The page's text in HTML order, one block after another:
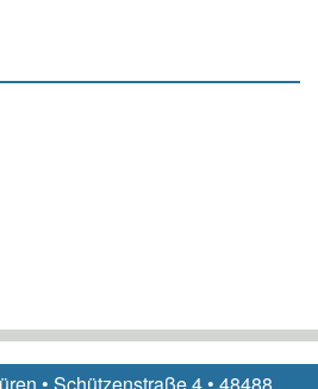
• Schützenstraße 4 • 48488